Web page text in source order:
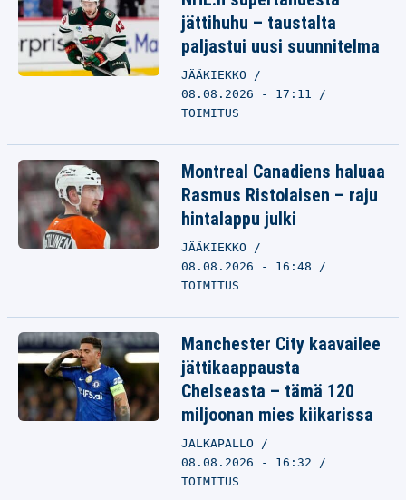
jättihuhu – taustalta
paljastui uusi suunnitelma
JÄÄKIEKKO
08.08.2026 - 17:11
TOIMITUS
Montreal Canadiens haluaa
Rasmus Ristolaisen – raju
hintalappu julki
JÄÄKIEKKO
08.08.2026 - 16:48
TOIMITUS
Manchester City kaavailee
jättikaappausta
Chelseasta – tämä 120
miljoonan mies kiikarissa
JALKAPALLO
08.08.2026 - 16:32
TOIMITUS